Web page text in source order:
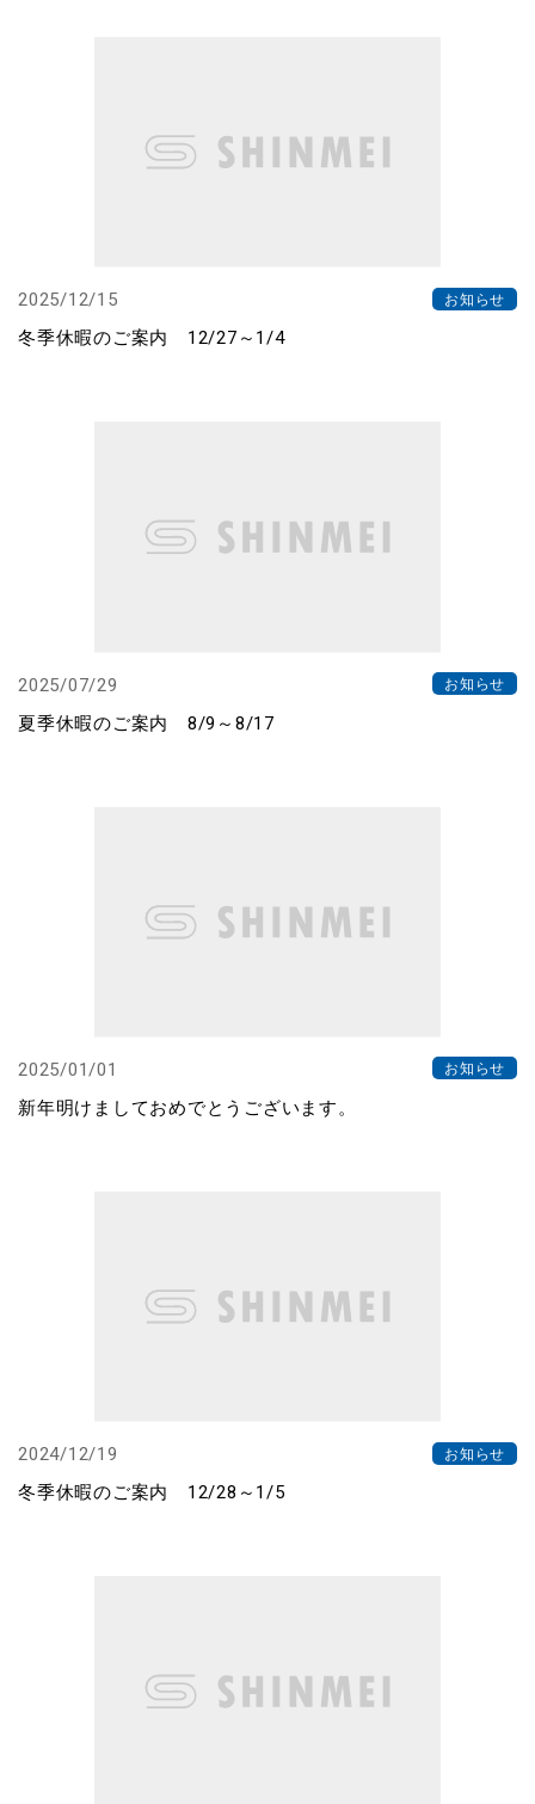
2025/12/15 お知らせ
冬季休暇のご案内 12/27～1/4
2025/07/29 お知らせ
夏季休暇のご案内 8/9～8/17
2025/01/01 お知らせ
新年明けましておめでとうございます。
2024/12/19 お知らせ
冬季休暇のご案内 12/28～1/5